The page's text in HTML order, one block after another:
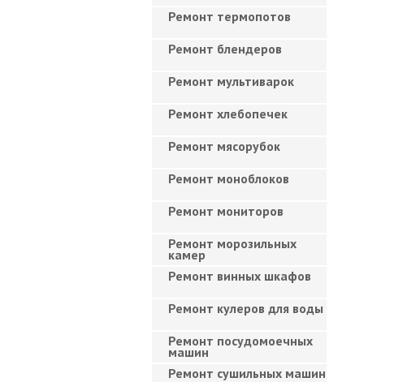
Ремонт термопотов
Ремонт блендеров
Ремонт мультиварок
Ремонт хлебопечек
Ремонт мясорубок
Ремонт моноблоков
Ремонт мониторов
Ремонт морозильных
камер
Ремонт винных шкафов
Ремонт кулеров для воды
Ремонт посудомоечных
машин
Ремонт сушильных машин